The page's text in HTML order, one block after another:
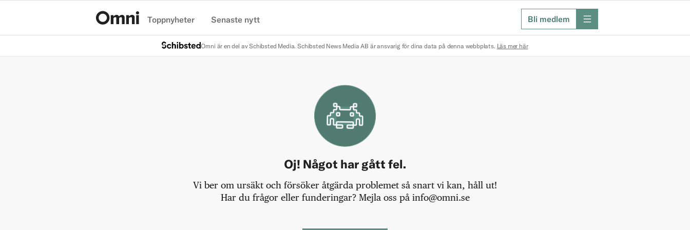
Toppnyheter Senaste nytt Bli medlem meny
Omni är en del av Schibsted Media. Schibsted News Media AB är ansvarig för dina data på denna webbplats. Läs mer här
Oj! Något har gått fel.
Vi ber om ursäkt och försöker åtgärda problemet så snart vi kan, håll ut!
Har du frågor eller funderingar? Mejla oss på info@omni.se